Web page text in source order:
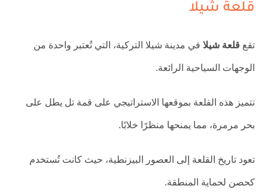
قلعة شيلا
تقع قلعة شيلا في مدينة شيلا التركية، التي تُعتبر واحدة من
الوجهات السياحية الرائعة.
تتميز هذه القلعة بموقعها الاستراتيجي على قمة تل يطل على
بحر مرمرة، مما يمنحها منظرًا خلابًا.
تعود تاريخ القلعة إلى العصور البيزنطية، حيث كانت تُستخدم
كحصن لحماية المنطقة.